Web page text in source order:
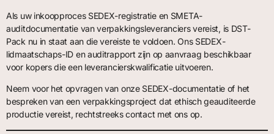
Als uw inkoopproces SEDEX-registratie en SMETA-
auditdocumentatie van verpakkingsleveranciers vereist, is DST-
Pack nu in staat aan die vereiste te voldoen. Ons SEDEX-
lidmaatschaps-ID en auditrapport zijn op aanvraag beschikbaar
voor kopers die een leverancierskwalificatie uitvoeren.
Neem voor het opvragen van onze SEDEX-documentatie of het
bespreken van een verpakkingsproject dat ethisch geauditeerde
productie vereist, rechtstreeks contact met ons op.